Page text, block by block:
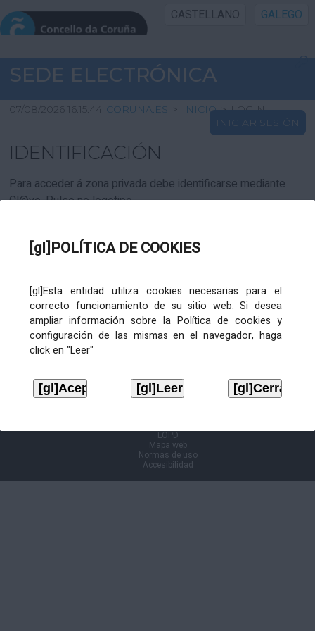
[gl]POLÍTICA DE COOKIES
[gl]Esta entidad utiliza cookies necesarias para el
correcto funcionamiento de su sitio web. Si desea
ampliar información sobre la Política de cookies y
configuración de las mismas en el navegador, haga
click en "Leer"
CASTELLANO GALEGO
INICIO SEDE
INICIO
INFORMACIÓN PÚBLICA
CARTAFOL CIDADÁN
SEDE ELECTRÓNICA
07/08/2026 16:15:44 CORUNA.ES > INICIO > LOGIN
INICIAR SESIÓN
IDENTIFICACIÓN
Para acceder á zona privada debe identificarse mediante
Cl@ve. Pulse no logotipo
LOPD
Mapa web
Normas de uso
Accesibilidad